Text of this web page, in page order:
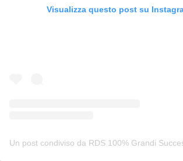
Visualizza questo post su